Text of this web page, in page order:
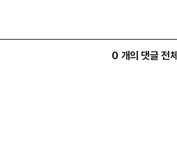
0 개의 댓글 전